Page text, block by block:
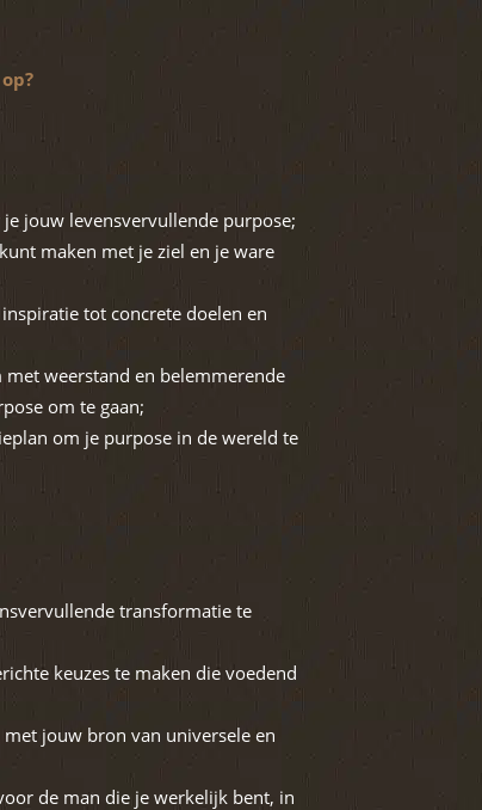
jouw levensvervullende purpose;
maken met je ziel en je ware
tot concrete doelen en
weerstand en belemmerende
om te gaan;
om je purpose in de wereld te
transformatie te
keuzes te maken die voedend
jouw bron van universele en
de man die je werkelijk bent, in